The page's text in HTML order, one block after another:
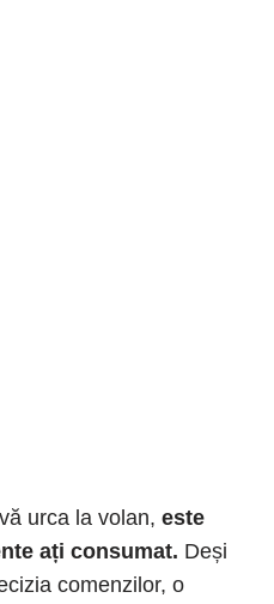
urca la volan, este
ați consumat. Deși
comenzilor, o